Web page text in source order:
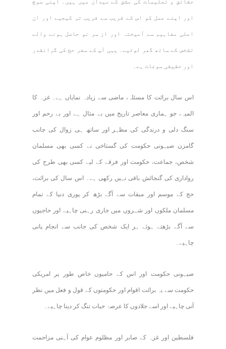
اور اپنے عمل کو اس کے قریب سے قریب تر کیجیے اور ان
اعلی مفاہیم سے آمیختہ اور از سر نو حاصل ہونے والے
تشخص کے ساتھ گھر لوٹیے۔ یہی آپ کے سفر حج کی گرانقدر
اور حقیقی سوغات ہے۔
اس سال برائت کا مسئلہ، ماضی سے زیادہ نمایاں ہے۔ غزہ کا
المیہ، جو ہماری معاصر تاریخ میں بے مثال ہے اور بے رحم اور
سنگ دلی و درندگی کی مظہر اور ساتھ ہی زوال کی جانب
گامزن صیہونی حکومت کی گستاخی نے کسی بھی مسلمان
شخص، جماعت، حکومت اور فرقے کے لیے کسی بھی طرح کی
رواداری کی گنجائش باقی نہیں رکھی ہے۔ اس سال کی برائت،
حج کے موسم اور میقات سے آگے بڑھ کر پوری دنیا کے تمام
مسلمان ملکوں اور شہروں میں جاری رہنی چاہیے اور حاجیوں
سے آگے بڑھتے ہوئے ہر ایک شخص کی جانب سے انجام پانی
چاہیے۔
صیہونی حکومت اور اس کے حامیوں خاص طور پر امریکی
حکومت سے یہ برائت اقوام اور حکومتوں کے قول و فعل میں نظر
آنی چاہیے اور اسے جلادوں کا عرصۂ حیات تنگ کر دینا چاہیے۔
فلسطین اور غزہ کے صابر اور مظلوم عوام کی آہنی مزاحمت